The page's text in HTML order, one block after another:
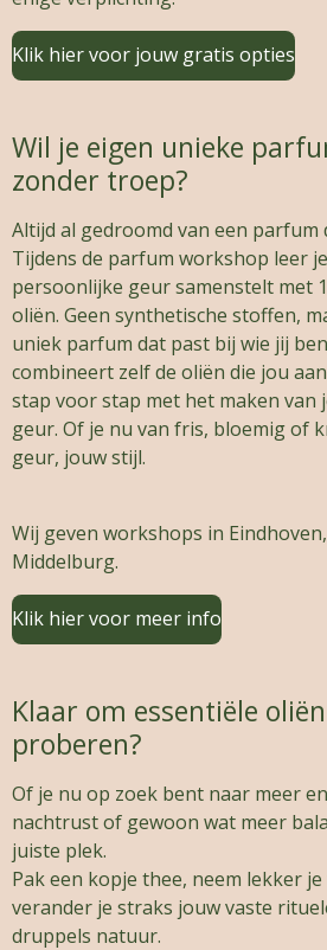
Klik hier voor jouw gratis opties
Wil je eigen unieke
zonder troep?
Altijd al gedroomd van een parfum
Tijdens de parfum workshop leer
persoonlijke geur samenstelt met
oliën. Geen synthetische stoffen,
uniek parfum dat past bij wie jij
combineert zelf de oliën die jou
stap voor stap met het maken van
geur. Of je nu van fris, bloemig of
geur, jouw stijl.
Wij geven workshops in
Middelburg.
Klik hier voor meer info
Klaar om essentiële
proberen?
Of je nu op zoek bent naar meer
nachtrust of gewoon wat meer
juiste plek.
Pak een kopje thee, neem lekker
verander je straks jouw vaste
druppels natuur.